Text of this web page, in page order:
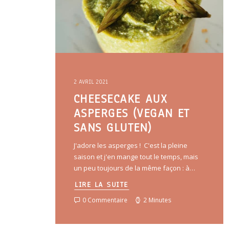
2 AVRIL 2021
CHEESECAKE AUX
ASPERGES (VEGAN ET
SANS GLUTEN)
J'adore les asperges ! C'est la pleine
saison et j'en mange tout le temps, mais
un peu toujours de la même façon : à…
LIRE LA SUITE
0 Commentaire 2 Minutes